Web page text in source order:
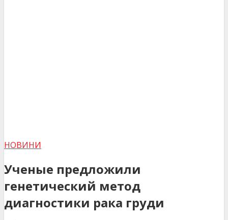
НОВИНИ
Ученые предложили
генетический метод
диагностики рака груди